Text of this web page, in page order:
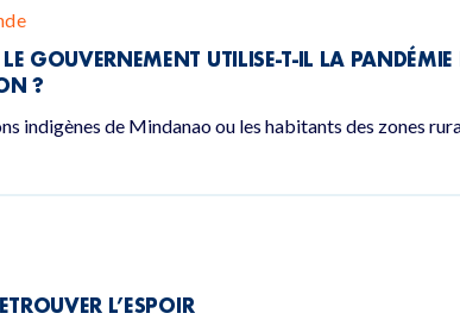
GOUVERNEMENT UTILISE-T-IL LA PANDÉMIE
?
indigènes de Mindanao ou les habitants des zones
L’ESPOIR